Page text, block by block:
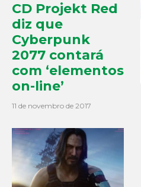
CD Projekt Red
diz que
Cyberpunk
2077 contará
com ‘elementos
on-line’
11 de novembro de 2017